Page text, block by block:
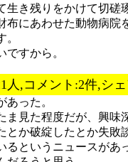
き残りをかけて切磋
にあわせた動物病院
すから。
人,コメント:2件,シ
った。
見た程度だが、興味
か破綻したとか失敗
というニュースがあ